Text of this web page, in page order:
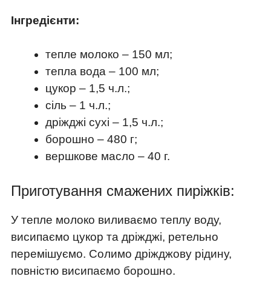
Інгредієнти:
тепле молоко – 150 мл;
тепла вода – 100 мл;
цукор – 1,5 ч.л.;
сіль – 1 ч.л.;
дріжджі сухі – 1,5 ч.л.;
борошно – 480 г;
вершкове масло – 40 г.
Приготування смажених пиріжків:
У тепле молоко виливаємо теплу воду,
висипаємо цукор та дріжджі, ретельно
перемішуємо. Солимо дріжджову рідину,
повністю висипаємо борошно.